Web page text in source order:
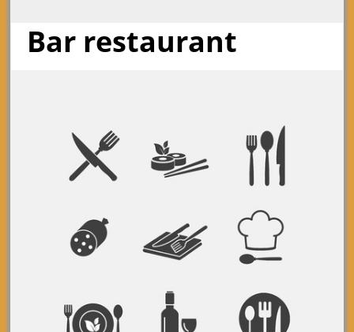
Bar restaurant